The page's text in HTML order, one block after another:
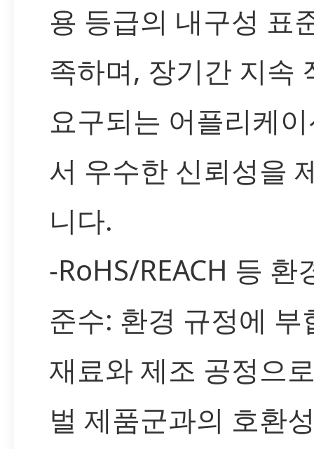
용 등급의 내구성 표
족하며, 장기간 지속
요구되는 어플리케
서 우수한 신뢰성을
니다.
-RoHS/REACH 등 환
준수: 환경 규정에 부
재료와 제조 공정으
벌 제품군과의 호환